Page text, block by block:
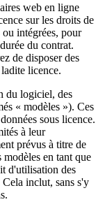
web en ligne
sur les droits de
ou intégrées, pour
du contrat.
de disposer des
licence.
du logiciel, des
« modèles »). Ces
sous licence.
à leur
prévus à titre de
en tant que
d'utilisation des
Cela inclut, sans s'y